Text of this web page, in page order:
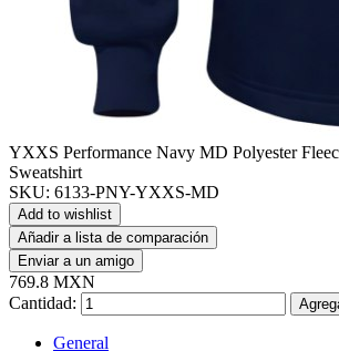
YXXS Performance Navy MD Polyester
Sweatshirt
SKU: 6133-PNY-YXXS-MD
Add to wishlist
Añadir a lista de comparación
Enviar a un amigo
769.8 MXN
Cantidad:
General